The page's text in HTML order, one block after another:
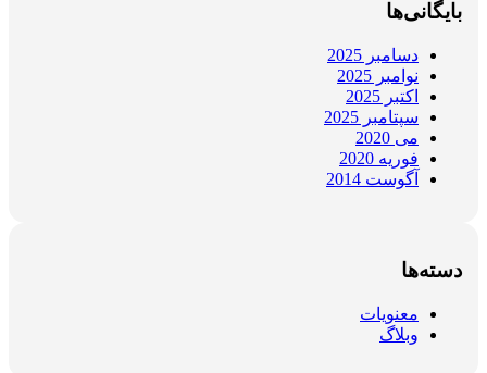
بایگانی‌ها
دسامبر 2025
نوامبر 2025
اکتبر 2025
سپتامبر 2025
می 2020
فوریه 2020
آگوست 2014
دسته‌ها
معنویات
وبلاگ